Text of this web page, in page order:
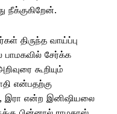
நீக்குகிறேன்.
திருந்த வாய்ப்பு
சேர்க்க
கூறியும்
என்பதற்கு
இரா என்ற இனிஷியலை